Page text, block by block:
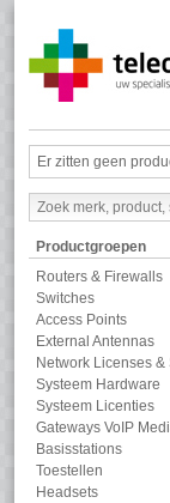
Er zitten geen
Productgroepen
Routers & Firewalls
Switches
Access Points
External Antennas
Network Licenses &
Systeem Hardware
Systeem Licenties
Gateways VoIP
Basisstations
Toestellen
Headsets